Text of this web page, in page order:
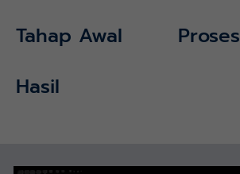
Tahap Awal
Proses
Hasil